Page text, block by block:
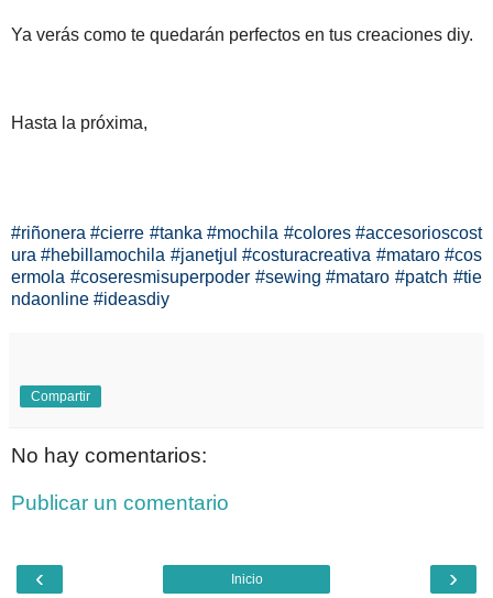
Ya verás como te quedarán perfectos en tus creaciones diy.
Hasta la próxima,
#riñonera #cierre #tanka #mochila #colores #accesorioscost
ura#hebillamochila #janetjul#costuracreativa #mataro #cos
ermola #coseresmisuperpoder #sewing#mataro #patch #tie
ndaonline #ideasdiy
Compartir
No hay comentarios:
Publicar un comentario
‹ ›
Inicio